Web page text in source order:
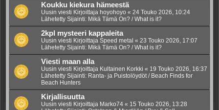
Koukku kiekura hämeestä
Uusin viesti Kirjoittaja hoyohoyo « 24 Touko 2026, 10:24
Lähetetty Sijainti: Mikä Tämä On? / What is it?
2kpl mysteeri kappaleita
Uusin viesti Kirjoittaja Speed metal « 23 Touko 2026, 17:07
Lähetetty Sijainti: Mikä Tämä On? / What is it?
Viesti maan alla
Uusin viesti Kirjoittaja Kultainen Korkki « 19 Touko 2026, 16:37
Lähetetty Sijainti: Ranta- ja Puistolöydöt / Beach Finds for
Beach Hunters
Kirjallisuutta
Uusin viesti Kirjoittaja Marko74 « 15 Touko 2026, 13:28